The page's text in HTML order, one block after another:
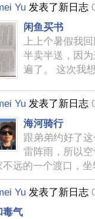
Yu 发表了新日志
闲鱼买书
上上个暑假我
半卖半送，因
遍了。 这次我
Yu 发表了新日志
海河骑行
跟弟弟约好了
雷阵雨，所以
不远的一个渡口，
Yu 发表了新日志
毒气